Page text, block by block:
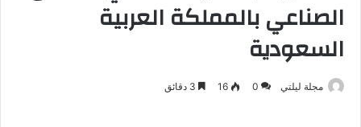
الصناعي بالمملكة العربية
السعودية
مجلة ليلتي 0
16